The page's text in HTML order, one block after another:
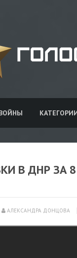
В ДНР ЗА
АЛЕКСАНДРА ДОНЦОВА